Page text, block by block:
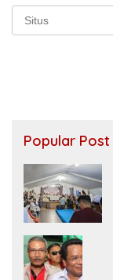
Popular Post